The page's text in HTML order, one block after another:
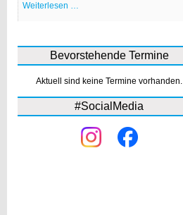
Weiterlesen …
Bevorstehende Termine
Aktuell sind keine Termine vorhanden.
#SocialMedia